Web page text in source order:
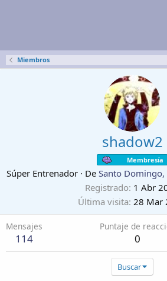
Miembros
shadow2
Membresía
Súper Entrenador · De Santo
Registrado 1 Abr
Última visita 28 Mar
Mensajes
114
Puntaje de
0
Buscar